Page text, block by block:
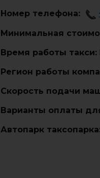
Номер телефона:
Минимальная
Время работы такси:
Регион работы
Cкорость подачи
Варианты оплаты
Автопарк